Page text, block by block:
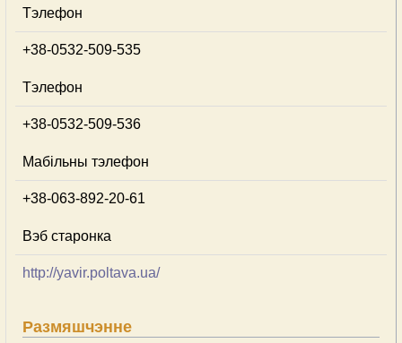
Тэлефон
+38-0532-509-535
Тэлефон
+38-0532-509-536
Мабільны тэлефон
+38-063-892-20-61
Вэб старонка
http://yavir.poltava.ua/
Размяшчэнне